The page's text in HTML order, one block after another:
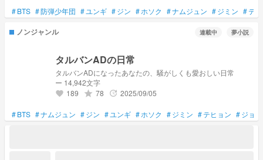
#BTS #防弾少年団 # ユンギ #ジン #ホソク #ナムジュン #ジミン #テ
ノンジャンル 連載中 夢小説
タルバンADの日常
タルバンADになったあなたの、騒がしくも愛おしい日常
ー 14,942文字
favorite 189 grade 78 update 2025/09/05
#BTS #ナムジュン #ジン # ユンギ #ホソク #ジミン #テヒョン #ジョ